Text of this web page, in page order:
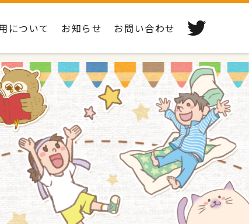
について お知らせ お問い合わせ